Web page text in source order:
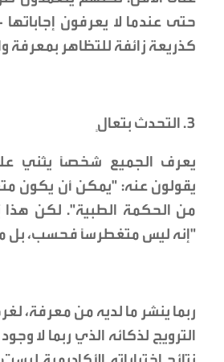
حتى عندما لا يعرفون
كذريعة زائفة للتظاهر بمعرفة
3. التحدث بتعالٍ
يعرف الجميع شخصاً يثني
يقولون عنه: "يمكن أن يكون
من الحكمة الطبية". لكن هذا
"إنه ليس متغطرساً فحسب، بل
ربما ينشر ما لديه من معرفة،
الترويج لذكائه الذي ربما لا